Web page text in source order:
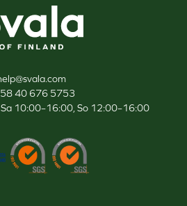
40 676 5753
10:00–16:00, So 12:00–16:00